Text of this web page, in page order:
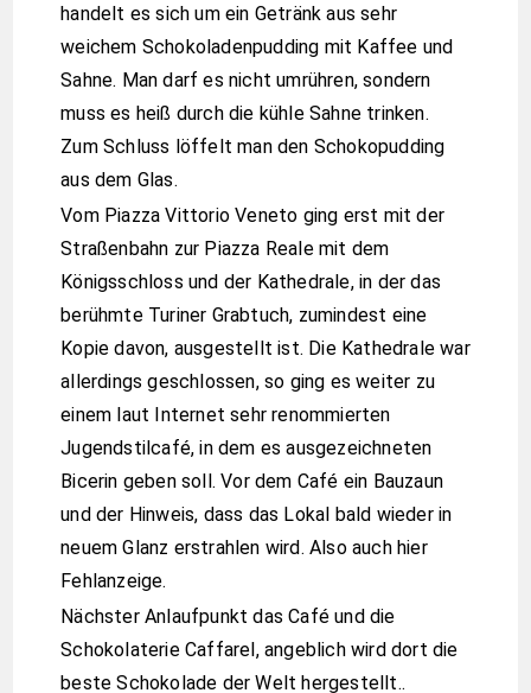
handelt es sich um ein Getränk aus sehr
weichem Schokoladenpudding mit Kaffee und
Sahne. Man darf es nicht umrühren, sondern
muss es heiß durch die kühle Sahne trinken.
Zum Schluss löffelt man den Schokopudding
aus dem Glas.
Vom Piazza Vittorio Veneto ging erst mit der
Straßenbahn zur Piazza Reale mit dem
Königsschloss und der Kathedrale, in der das
berühmte Turiner Grabtuch, zumindest eine
Kopie davon, ausgestellt ist. Die Kathedrale war
allerdings geschlossen, so ging es weiter zu
einem laut Internet sehr renommierten
Jugendstilcafé, in dem es ausgezeichneten
Bicerin geben soll. Vor dem Café ein Bauzaun
und der Hinweis, dass das Lokal bald wieder in
neuem Glanz erstrahlen wird. Also auch hier
Fehlanzeige.
Nächster Anlaufpunkt das Café und die
Schokolaterie Caffarel, angeblich wird dort die
beste Schokolade der Welt hergestellt..